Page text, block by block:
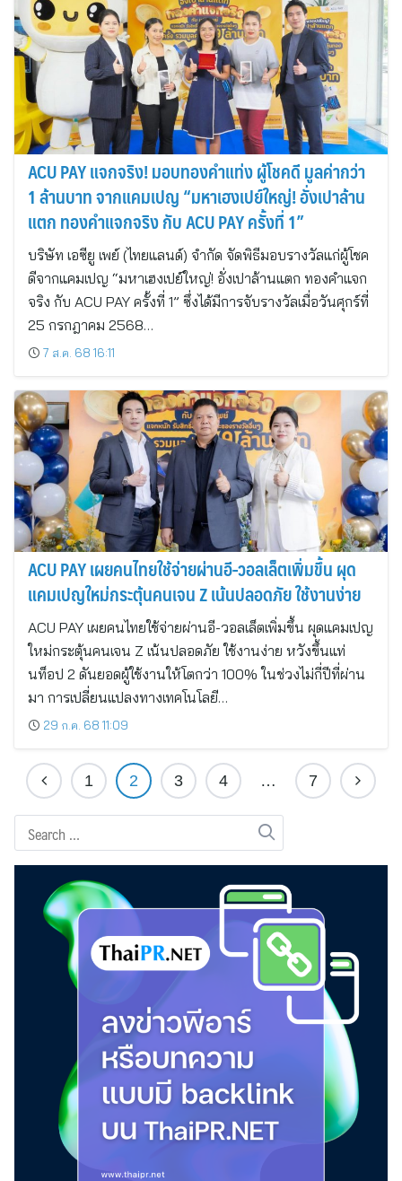
ACU PAY แจกจริง! มอบทองคำแท่ง ผู้โชคดี มูลค่ากว่า
1 ล้านบาท จากแคมเปญ “มหาเฮงเปย์ใหญ่! อั่งเปาล้าน
แตก ทองคำแจกจริง กับ ACU PAY ครั้งที่ 1”
บริษัท เอซียู เพย์ (ไทยแลนด์) จำกัด จัดพิธีมอบรางวัลแก่ผู้โชค
ดีจากแคมเปญ “มหาเฮงเปย์ใหญ่! อั่งเปาล้านแตก ทองคำแจก
จริง กับ ACU PAY ครั้งที่ 1” ซึ่งได้มีการจับรางวัลเมื่อวันศุกร์ที่
25 กรกฎาคม 2568…
7 ส.ค. 68 16:11
ACU PAY เผยคนไทยใช้จ่ายผ่านอี-วอลเล็ตเพิ่มขึ้น ผุด
แคมเปญใหม่กระตุ้นคนเจน Z เน้นปลอดภัย ใช้งานง่าย
ACU PAY เผยคนไทยใช้จ่ายผ่านอี-วอลเล็ตเพิ่มขึ้น ผุดแคมเปญ
ใหม่กระตุ้นคนเจน Z เน้นปลอดภัย ใช้งานง่าย หวังขึ้นแท่
นท็อป 2 ดันยอดผู้ใช้งานให้โตกว่า 100% ในช่วงไม่กี่ปีที่ผ่าน
มา การเปลี่ยนแปลงทางเทคโนโลยี…
29 ก.ค. 68 11:09
1 2 3 4 … 7